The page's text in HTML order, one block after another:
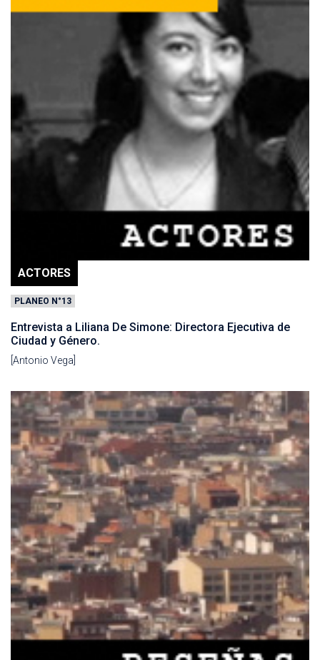
ACTORES
PLANEO N°13
Entrevista a Liliana De Simone: Directora Ejecutiva de
Ciudad y Género.
[Antonio Vega]